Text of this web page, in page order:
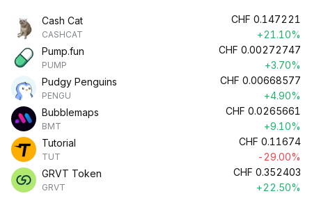
Cash Cat
CASHCAT
CHF 0.147221
+21.10%
Pump.fun
PUMP
CHF 0.00272747
+3.70%
Pudgy Penguins
PENGU
CHF 0.00668577
+4.90%
Bubblemaps
BMT
CHF 0.0265661
+9.10%
Tutorial
TUT
CHF 0.11674
-29.00%
GRVT Token
GRVT
CHF 0.352403
+22.50%